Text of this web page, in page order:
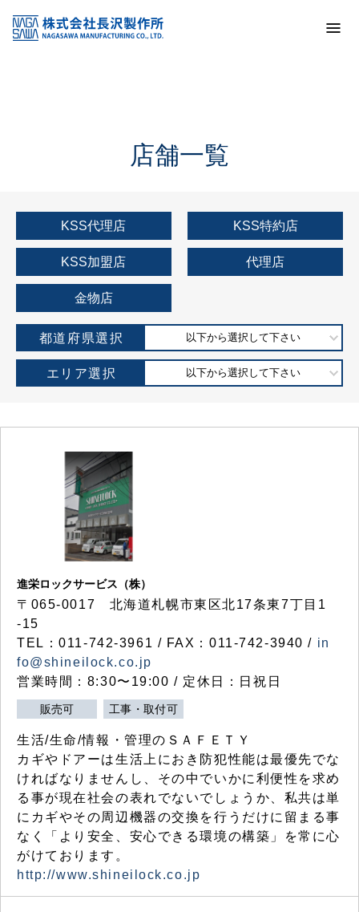
KSS加盟店・取扱店情報
店舗一覧
店舗一覧
KSS代理店 KSS特約店
KSS加盟店 代理店
金物店
都道府県選択 以下から選択して下さい
エリア選択 以下から選択して下さい
進栄ロックサービス（株）
〒065-0017 北海道札幌市東区北17条東7丁目1
-15
TEL：011-742-3961 / FAX：011-742-3940 / in
fo@shineilock.co.jp
営業時間：8:30〜19:00 / 定休日：日祝日
販売可 工事・取付可
生活/生命/情報・管理のＳＡＦＥＴＹ
カギやドアーは生活上におき防犯性能は最優先でな
ければなりませんし、その中でいかに利便性を求め
る事が現在社会の表れでないでしょうか、私共は単
にカギやその周辺機器の交換を行うだけに留まる事
なく「より安全、安心できる環境の構築」を常に心
がけております。
http://www.shineilock.co.jp